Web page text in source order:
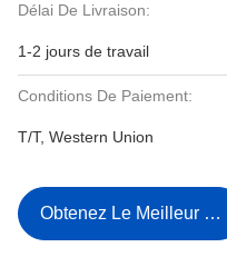
Délai De Livraison:
1-2 jours de travail
Conditions De Paiement:
T/T, Western Union
Obtenez Le Meilleur Prix